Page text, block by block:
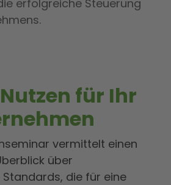
erfolgreiche Steuerung
für Ihr
vermittelt einen
über
die für eine